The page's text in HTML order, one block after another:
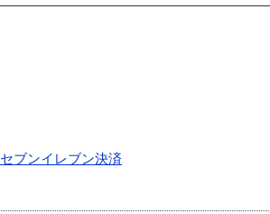
セブンイレブン決済